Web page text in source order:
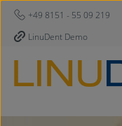
Zum Hauptinhalt
+49 8151 - 55 09 219
LinuDent Demo